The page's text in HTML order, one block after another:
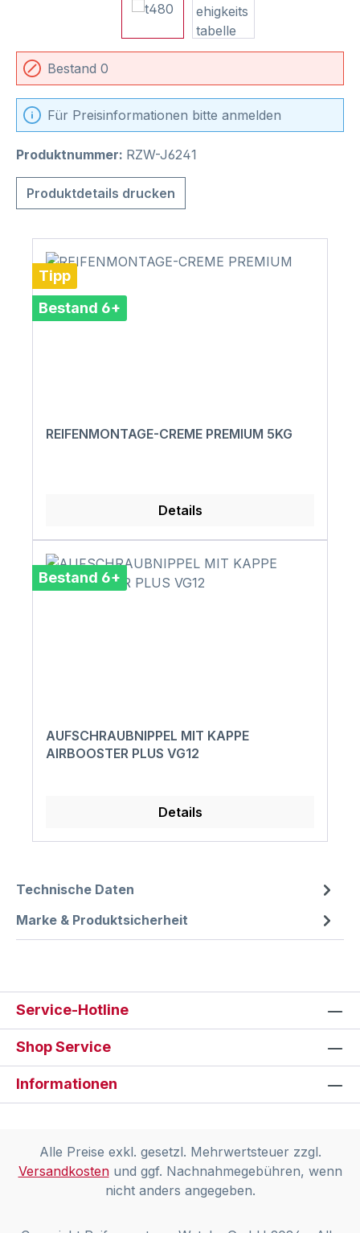
Bestand 0
Für Preisinformationen bitte anmelden
Produktnummer: RZW-J6241
Produktdetails drucken
Tipp
Bestand 6+
REIFENMONTAGE-CREME PREMIUM 5KG
Details
Bestand 6+
AUFSCHRAUBNIPPEL MIT KAPPE
AIRBOOSTER PLUS VG12
Details
Technische Daten
Marke & Produktsicherheit
Service-Hotline
Shop Service
Informationen
Alle Preise exkl. gesetzl. Mehrwertsteuer zzgl.
Versandkostenund ggf. Nachnahmegebühren, wenn
nicht anders angegeben.